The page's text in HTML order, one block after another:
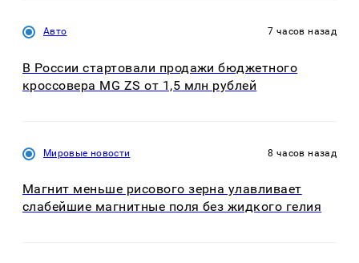
Авто 7 часов назад
В России стартовали продажи бюджетного
кроссовера MG ZS от 1,5 млн рублей
Мировые новости 8 часов назад
Магнит меньше рисового зерна улавливает
слабейшие магнитные поля без жидкого гелия